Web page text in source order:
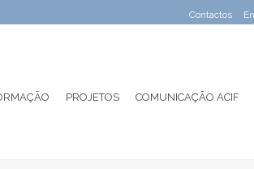
Contactos
PROJETOS COMUNICAÇÃO ACIF